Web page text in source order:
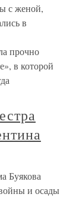
с женой,
в
прочно
в которой
Буякова
и осады